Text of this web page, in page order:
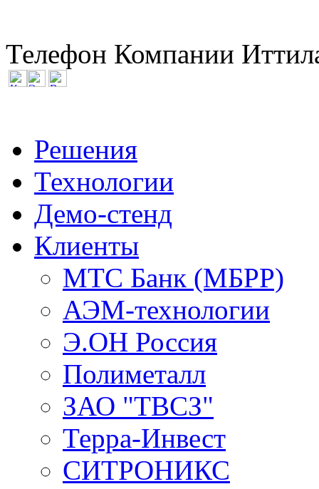
Телефон Компании
Решения
Технологии
Демо-стенд
Клиенты
МТС Банк (МБРР)
АЭМ-технологии
Э.ОН Россия
Полиметалл
ЗАО "ТВСЗ"
Терра-Инвест
СИТРОНИКС